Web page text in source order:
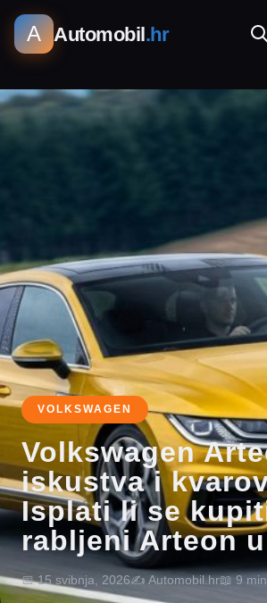
A Automobil.hr
VOLKSWAGEN
Volkswagen
iskustva i
Isplati li se
rabljeni Arteon u
📅 15 svibnja, 2026✍️ Automobil.hr📖 9